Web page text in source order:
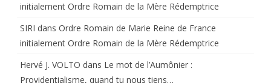
initialement Ordre Romain de la Mère Rédemptrice
SIRI dans Ordre Romain de Marie Reine de France
initialement Ordre Romain de la Mère Rédemptrice
Hervé J. VOLTO dans Le mot de l’Aumônier :
Providentialisme, quand tu nous tiens…